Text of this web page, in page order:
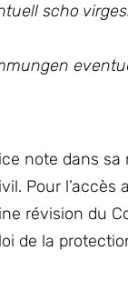
scho
note dans
Pour
révision du
de la